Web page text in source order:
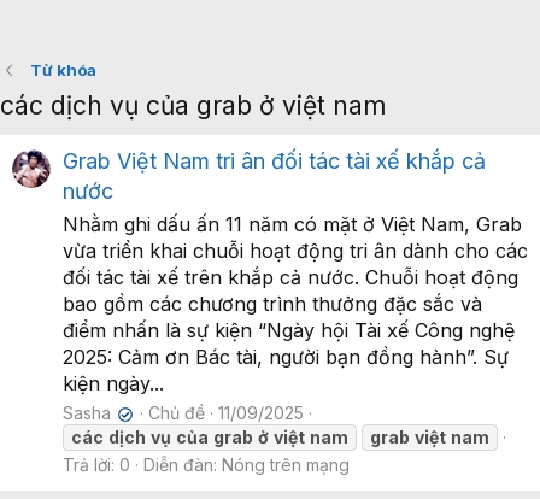
Từ khóa
các dịch vụ của grab ở việt nam
Grab Việt Nam tri ân đối tác tài xế khắp cả
nước
Nhằm ghi dấu ấn 11 năm có mặt ở Việt Nam, Grab
vừa triển khai chuỗi hoạt động tri ân dành cho các
đối tác tài xế trên khắp cả nước. Chuỗi hoạt động
bao gồm các chương trình thưởng đặc sắc và
điểm nhấn là sự kiện “Ngày hội Tài xế Công nghệ
2025: Cảm ơn Bác tài, người bạn đồng hành”. Sự
kiện ngày...
Sasha ✔ Chủ đề
11/09/2025
các dịch vụ của grab ở việt nam grab việt nam
Trả lời: 0
Diễn đàn: Nóng trên mạng